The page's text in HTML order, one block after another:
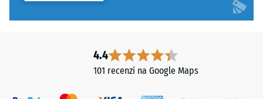
4.4
101 recenzí na Google Maps